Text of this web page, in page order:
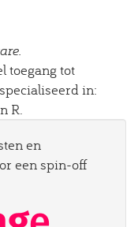
toegang tot
in:
R.
en
een spin-off